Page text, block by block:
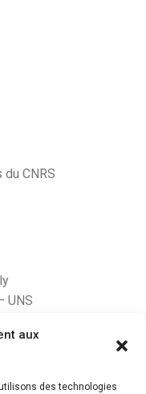
aux
des technologies
CNRS
UNS